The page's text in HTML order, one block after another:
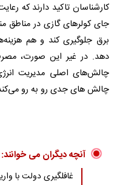
کارشناسان تاکید دارند که
جای کولرهای گازی در مناطق
برق جلوگیری کند و هم
دهد. در غیر این صورت،
چالش‌های اصلی مدیریت
چالش های جدی رو به رو
آنچه دیگران می خوانند: